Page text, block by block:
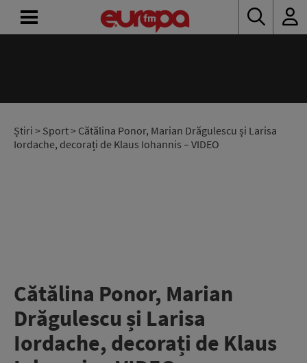
Știri > Sport> Cătălina Ponor, Marian Drăgulescu și Larisa
Iordache, decorați de Klaus Iohannis – VIDEO
Cătălina Ponor, Marian
Drăgulescu și Larisa
Iordache, decorați de Klaus
RADIO